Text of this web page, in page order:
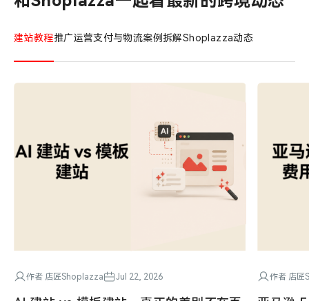
建站教程推广运营支付与物流案例拆解Shoplazza动态
作者 店匠Shoplazza Jul 22, 2026 作者 店